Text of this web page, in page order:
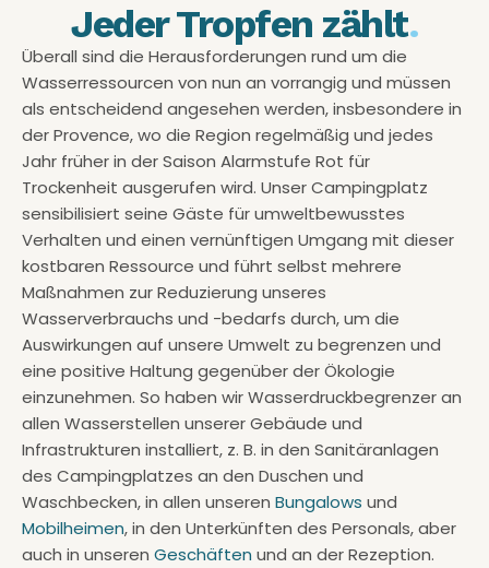
Jeder Tropfen zählt.
Überall sind die Herausforderungen rund um die
Wasserressourcen von nun an vorrangig und müssen
als entscheidend angesehen werden, insbesondere in
der Provence, wo die Region regelmäßig und jedes
Jahr früher in der Saison Alarmstufe Rot für
Trockenheit ausgerufen wird. Unser Campingplatz
sensibilisiert seine Gäste für umweltbewusstes
Verhalten und einen vernünftigen Umgang mit dieser
kostbaren Ressource und führt selbst mehrere
Maßnahmen zur Reduzierung unseres
Wasserverbrauchs und -bedarfs durch, um die
Auswirkungen auf unsere Umwelt zu begrenzen und
eine positive Haltung gegenüber der Ökologie
einzunehmen. So haben wir Wasserdruckbegrenzer an
allen Wasserstellen unserer Gebäude und
Infrastrukturen installiert, z. B. in den Sanitäranlagen
des Campingplatzes an den Duschen und
Waschbecken, in allen unseren Bungalows und
Mobilheimen, in den Unterkünften des Personals, aber
auch in unseren Geschäften und an der Rezeption.